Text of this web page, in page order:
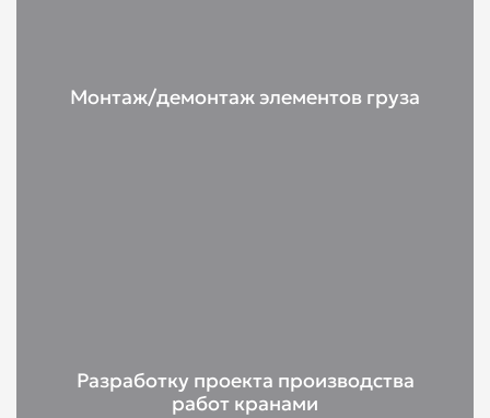
Монтаж/демонтаж элементов груза
Разработку проекта производства
работ кранами